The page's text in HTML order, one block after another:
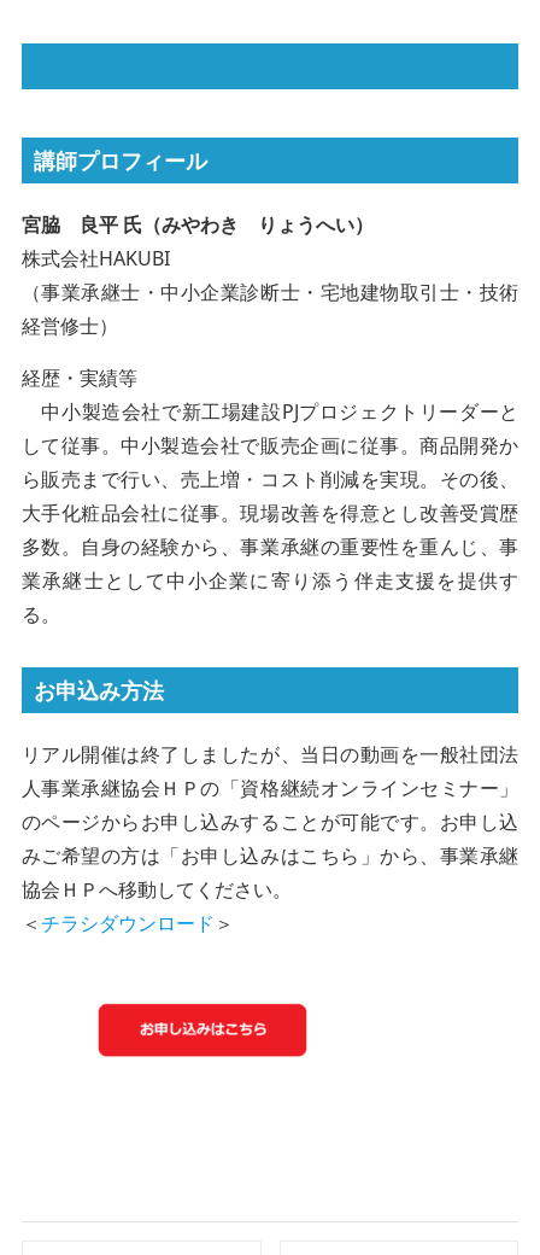
講師プロフィール
宮脇 良平 氏（みやわき りょうへい）
株式会社HAKUBI
（事業承継士・中小企業診断士・宅地建物取引士・技術
経営修士）
経歴・実績等
中小製造会社で新工場建設PJプロジェクトリーダーと
して従事。中小製造会社で販売企画に従事。商品開発か
ら販売まで行い、売上増・コスト削減を実現。その後、
大手化粧品会社に従事。現場改善を得意とし改善受賞歴
多数。自身の経験から、事業承継の重要性を重んじ、事
業承継士として中小企業に寄り添う伴走支援を提供す
る。
お申込み方法
リアル開催は終了しましたが、当日の動画を一般社団法
人事業承継協会ＨＰの「資格継続オンラインセミナー」
のページからお申し込みすることが可能です。お申し込
みご希望の方は「お申し込みはこちら」から、事業承継
協会ＨＰへ移動してください。
＜チラシダウンロード ＞